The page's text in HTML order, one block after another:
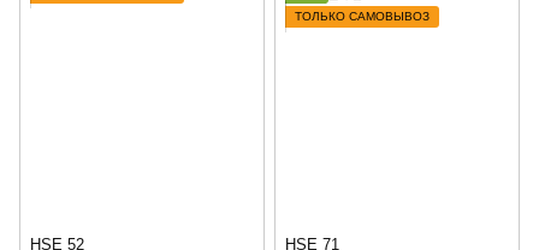
HSE 52
ТОЛЬКО САМОВЫВОЗ
HSE 71